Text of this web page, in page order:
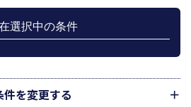
る、お客様にとって有用と思われる当社及び提
連するアフターサービス、また、管理において
るお知らせ等に利用します。
ります。
す。
選択中の条件
件を変更する